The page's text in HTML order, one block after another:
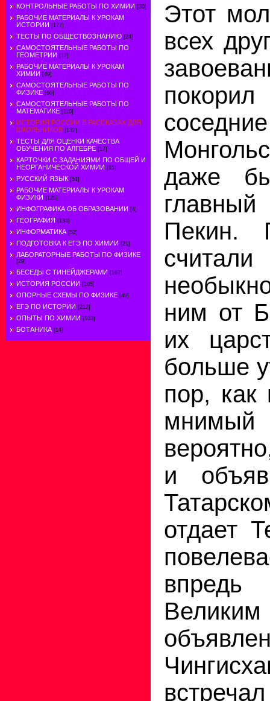
КОНТРОЛЬНЫЕ РАБОТЫ ПО ХИМИИ [30]
РАБОЧИЕ МАТЕРИАЛЫ К УРОКАМ
ИСТОРИИ [177]
ТЕСТЫ ПО ОБЩЕСТВОЗНАНИЮ [24]
САМОСТОЯТЕЛЬНЫЕ РАБОТЫ ПО
ГЕОМЕТРИИ [12]
РАБОЧИЕ МАТЕРИАЛЫ К УРОКАМ
ХИМИИ [49]
САМОСТОЯТЕЛЬНЫЕ РАБОТЫ ПО
ФИЗИКЕ [60]
САМОСТОЯТЕЛЬНЫЕ РАБОТЫ ПО
МАТЕМАТИКЕ [110]
ИСТОРИЯ РОССИИ В РАССКАЗАХ ДЛЯ
ШКОЛЬНИКОВ [132]
ТЕСТЫ ДЛЯ ОЦЕНКИ КАЧЕСТВА
ОБУЧЕНИЯ ПО АЛГЕБРЕ [17]
КАРТОЧКИ С ЗАДАНИЯМИ ПО ОБЩЕЙ И
НЕОРГАНИЧЕСКОЙ ХИМИИ [15]
РУССКИЙ ЯЗЫК [51]
РАБОЧИЕ МАТЕРИАЛЫ К УРОКАМ
ФИЗИКИ [125]
ИНФОГРАФИКА ОБ ОБРАЗОВАНИИ [4]
ГЕОГРАФИЯ [134]
ИНФОРМАТИКА [52]
ПОДГОТОВКА К ЕГЭ ПО ХИМИИ [21]
ЛАБОРАТОРНЫЕ РАБОТЫ ПО ФИЗИКЕ
[29]
БЕСЕДЫ С ТИНЕЙДЖЕРАМИ [167]
ИСТОРИЯ РОССИИ [105]
ОПОРНЫЕ СХЕМЫ ПО ФИЗИКЕ [49]
ЕГЭ ПО ИСТОРИИ [212]
ОПЫТЫ ПО ХИМИИ [103]
БОТАНИКА [14]
Этот
всех
даже
Пекин.
ним от
их
больше
пор, как
и
отдает